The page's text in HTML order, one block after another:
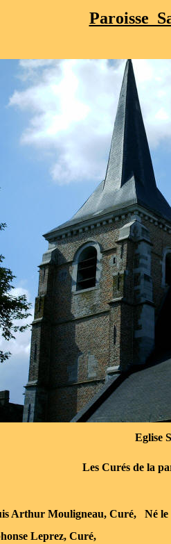
Paroisse
Eglise
Les Curés de la
Arthur Mouligneau, Curé, Né le
Curé,